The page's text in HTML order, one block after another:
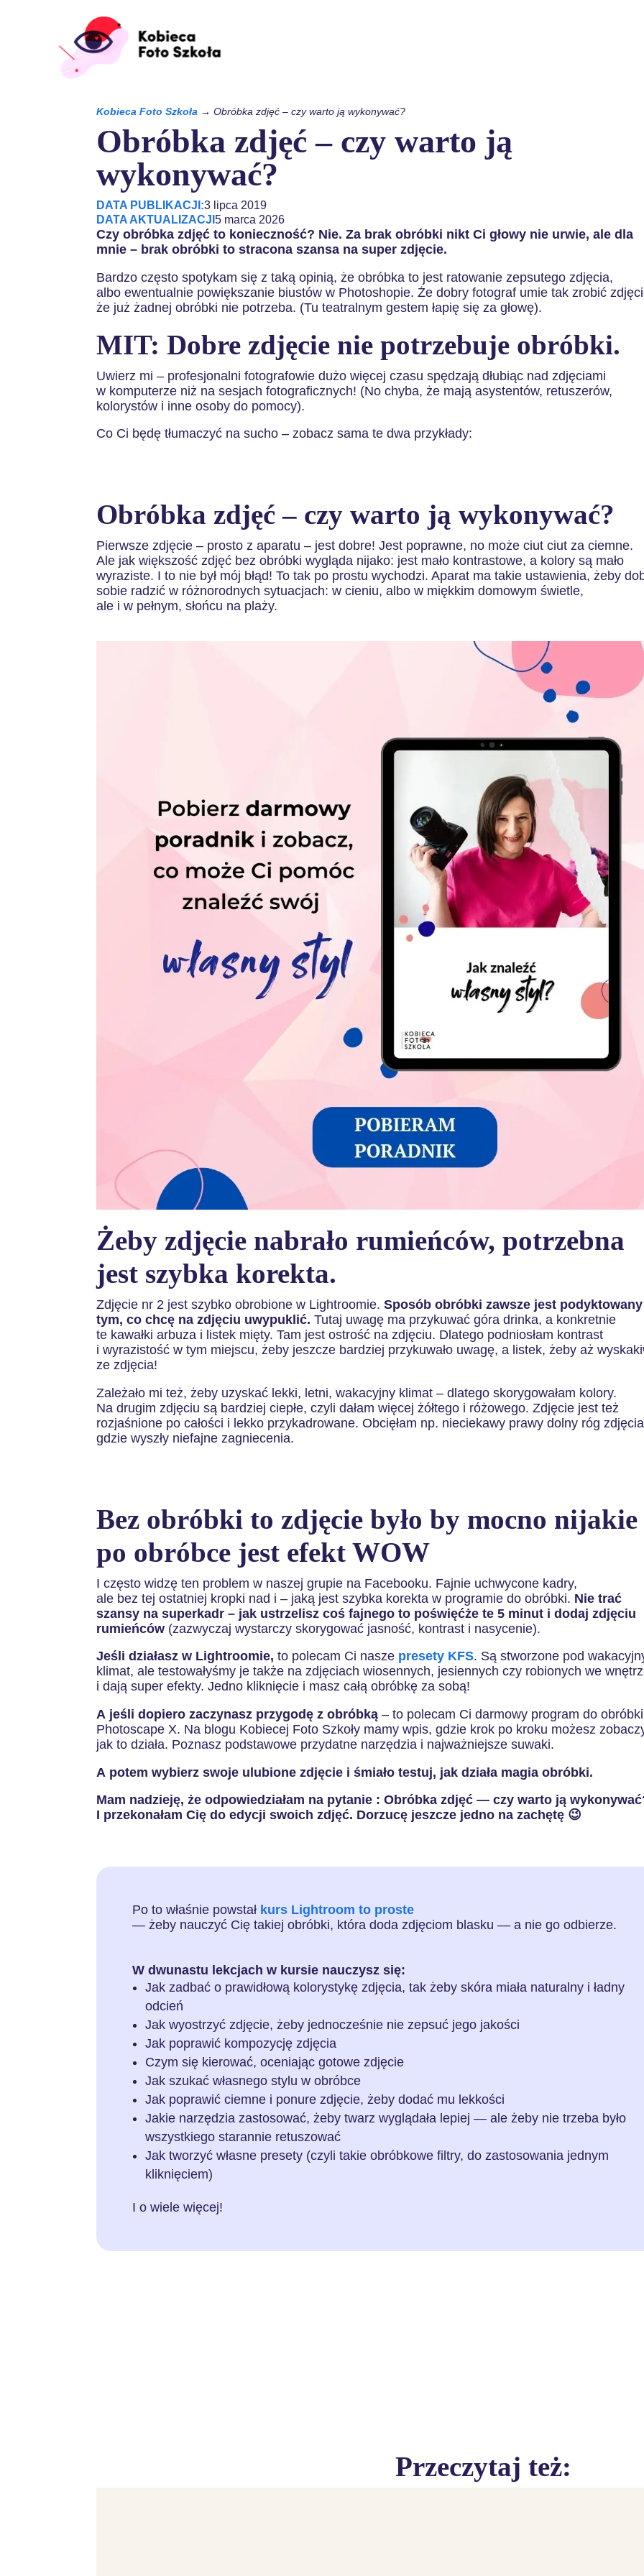
Kobieca Foto Szkoła →Obróbka zdjęć – czy warto ją wykonywać?
Obróbka zdjęć – czy warto ją
wykonywać?
DATA PUBLIKACJI:3 lipca 2019
DATA AKTUALIZACJI5 marca 2026
Czy obróbka zdjęć to konieczność? Nie. Za brak obróbki nikt Ci głowy nie urwie, ale dla
mnie – brak obróbki to stracona szansa na super zdjęcie.
Bardzo często spotykam się z taką opinią, że obróbka to jest ratowanie zepsutego zdjęcia,
albo ewentualnie powiększanie biustów w Photoshopie. Że dobry fotograf umie tak zrobić
że już żadnej obróbki nie potrzeba. (Tu teatralnym gestem łapię się za głowę).
MIT: Dobre zdjęcie nie potrzebuje obróbki.
Uwierz mi – profesjonalni fotografowie dużo więcej czasu spędzają dłubiąc nad zdjęciami
w komputerze niż na sesjach fotograficznych! (No chyba, że mają asystentów, retuszerów,
kolorystów i inne osoby do pomocy).
Co Ci będę tłumaczyć na sucho – zobacz sama te dwa przykłady:
Obróbka zdjęć – czy warto ją wykonywać?
Pierwsze zdjęcie – prosto z aparatu – jest dobre! Jest poprawne, no może ciut ciut za ciemne.
Ale jak większość zdjęć bez obróbki wygląda nijako: jest mało kontrastowe, a kolory są mało
wyraziste. I to nie był mój błąd! To tak po prostu wychodzi. Aparat ma takie ustawienia, żeby
sobie radzić w różnorodnych sytuacjach: w cieniu, albo w miękkim domowym świetle,
ale i w pełnym, słońcu na plaży.
Żeby zdjęcie nabrało rumieńców, potrzebna
jest szybka korekta.
Zdjęcie nr 2 jest szybko obrobione w Lightroomie.Sposób obróbki zawsze jest podyktowany
tym, co chcę na zdjęciu uwypuklić. Tutaj uwagę ma przykuwać góra drinka, a konkretnie
te kawałki arbuza i listek mięty. Tam jest ostrość na zdjęciu. Dlatego podniosłam kontrast
i wyrazistość w tym miejscu, żeby jeszcze bardziej przykuwało uwagę, a listek, żeby aż
ze zdjęcia!
Zależało mi też, żeby uzyskać lekki, letni, wakacyjny klimat – dlatego skorygowałam kolory.
Na drugim zdjęciu są bardziej ciepłe, czyli dałam więcej żółtego i różowego. Zdjęcie jest też
rozjaśnione po całości i lekko przykadrowane. Obcięłam np. nieciekawy prawy dolny róg
gdzie wyszły niefajne zagniecenia.
Bez obróbki to zdjęcie było by mocno nijakie
po obróbce jest efekt WOW
I często widzę ten problem w naszej grupie na Facebooku. Fajnie uchwycone kadry,
ale bez tej ostatniej kropki nad i – jaką jest szybka korekta w programie do obróbki. Nie trać
szansy na superkadr – jak ustrzelisz coś fajnego to poświęćże te 5 minut i dodaj zdjęciu
rumieńców (zazwyczaj wystarczy skorygować jasność, kontrast i nasycenie).
Jeśli działasz w Lightroomie, to polecam Ci nasze presety KFS. Są stworzone pod
klimat, ale testowałyśmy je także na zdjęciach wiosennych, jesiennych czy robionych we
i dają super efekty. Jedno kliknięcie i masz całą obróbkę za sobą!
A jeśli dopiero zaczynasz przygodę z obróbką – to polecam Ci darmowy program do obróbki
Photoscape X. Na blogu Kobiecej Foto Szkoły mamy wpis, gdzie krok po kroku możesz
jak to działa. Poznasz podstawowe przydatne narzędzia i najważniejsze suwaki.
A potem wybierz swoje ulubione zdjęcie i śmiało testuj, jak działa magia obróbki.
Mam nadzieję, że odpowiedziałam na pytanie : Obróbka zdjęć — czy warto ją
I przekonałam Cię do edycji swoich zdjęć. Dorzucę jeszcze jedno na zachętę 😉
Po to właśnie powstał kurs Lightroom to proste
— żeby nauczyć Cię takiej obróbki, która doda zdjęciom blasku — a nie go odbierze.
W dwunastu lekcjach w kursie nauczysz się:
Jak zadbać o prawidłową kolorystykę zdjęcia, tak żeby skóra miała naturalny i ładny
odcień
Jak wyostrzyć zdjęcie, żeby jednocześnie nie zepsuć jego jakości
Jak poprawić kompozycję zdjęcia
Czym się kierować, oceniając gotowe zdjęcie
Jak szukać własnego stylu w obróbce
Jak poprawić ciemne i ponure zdjęcie, żeby dodać mu lekkości
Jakie narzędzia zastosować, żeby twarz wyglądała lepiej — ale żeby nie trzeba było
wszystkiego starannie retuszować
Jak tworzyć własne presety (czyli takie obróbkowe filtry, do zastosowania jednym
kliknięciem)
I o wiele więcej!
Przeczytaj też: